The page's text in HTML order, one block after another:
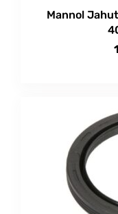
Mannol